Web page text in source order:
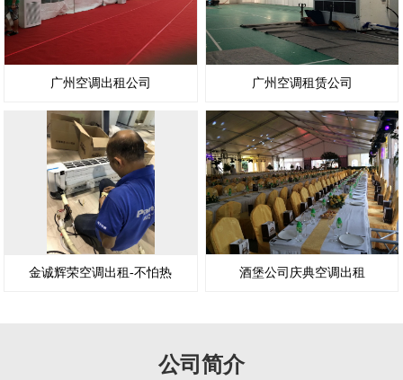
广州空调出租公司 广州空调租赁公司
金诚辉荣空调出租-不怕热 酒堡公司庆典空调出租
公司简介